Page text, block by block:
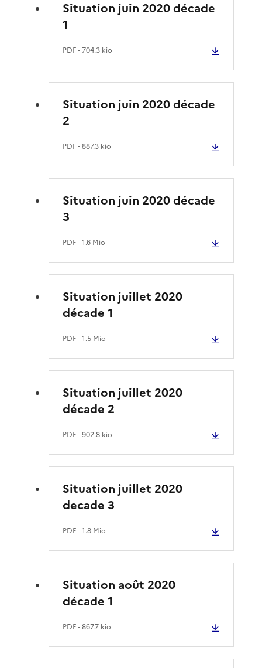
Situation juin 2020 décade
1
PDF- 704.3 kio
Situation juin 2020 décade
2
PDF- 887.3 kio
Situation juin 2020 décade
3
PDF- 1.6 Mio
Situation juillet 2020
décade 1
PDF- 1.5 Mio
Situation juillet 2020
décade 2
PDF- 902.8 kio
Situation juillet 2020
decade 3
PDF- 1.8 Mio
Situation août 2020
décade 1
PDF- 867.7 kio